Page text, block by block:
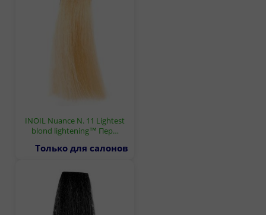
INOIL Nuance N. 11 Lightest
blond lightening™ Пер…
Только для салонов